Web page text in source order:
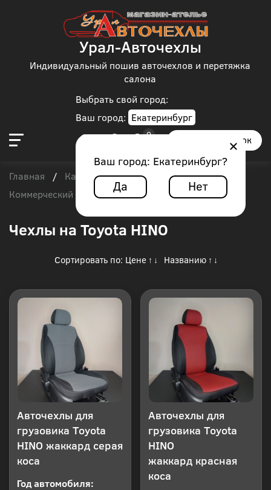
Выбрать свой город:
Ваш город: Екатеринбург
Ваш город: Екатеринбург?
Да Нет
Урал-Авточехлы
Индивидуальный пошив авточехлов и перетяжка
салона
Заказать звонок
Главная / Каталог чехлов /
Коммерческий транспорт / Toyota HINO
Чехлы на Toyota HINO
Сортировать по: Цене ↑ ↓ Названию ↑ ↓
Авточехлы для
грузовика Toyota
HINO жаккард серая
коса
Год автомобиля:
Авточехлы для
грузовика Toyota
HINO
жаккард красная
коса